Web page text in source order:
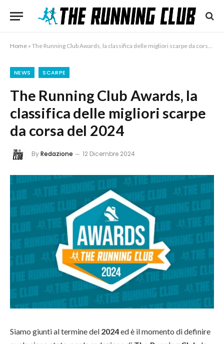
Home » The Running Club Awards, la classifica delle migliori scarpe da corsa del 2024
NEWS SCARPE
The Running Club Awards, la
classifica delle migliori scarpe
da corsa del 2024
ByRedazione 12 Dicembre 2024
Siamo giunti al termine del 2024ed è il momento di definire